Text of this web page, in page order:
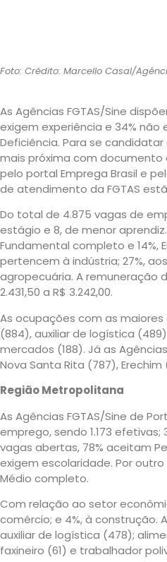
Foto: Crédito: Marcello Casal/
As Agências FGTAS/Sine
exigem experiência e 34% não
Deficiência. Para se
mais próxima com
pelo portal Emprega Brasil e
de atendimento da FGTAS
Do total de 4.875 vagas de
estágio e 8, de menor
Fundamental completo e 14%,
pertencem à indústria; 27%,
agropecuária. A remuneração
2.431,50 a R$ 3.242,00.
As ocupações com as
(884), auxiliar de logística
mercados (188). Já as
Nova Santa Rita (787),
Região Metropolitana
As Agências FGTAS/Sine de
emprego, sendo 1.173
vagas abertas, 78% aceitam
exigem escolaridade. Por outro
Médio completo.
Com relação ao setor
comércio; e 4%, à construção.
auxiliar de logística (478);
faxineiro (61) e trabalhador